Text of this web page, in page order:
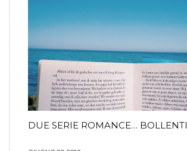
DUE SERIE ROMANCE… BOLLENTI